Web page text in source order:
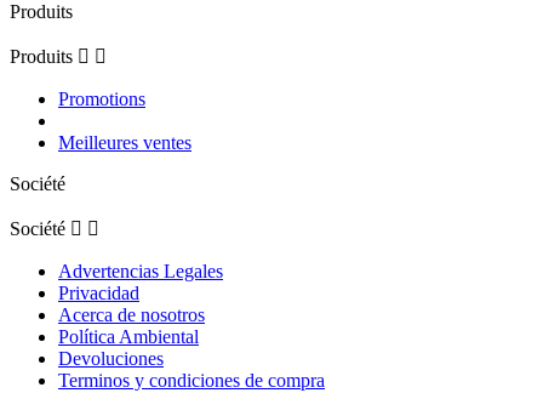
Produits
Produits  
Promotions
Meilleures ventes
Société
Société  
Advertencias Legales
Privacidad
Acerca de nosotros
Política Ambiental
Devoluciones
Terminos y condiciones de compra